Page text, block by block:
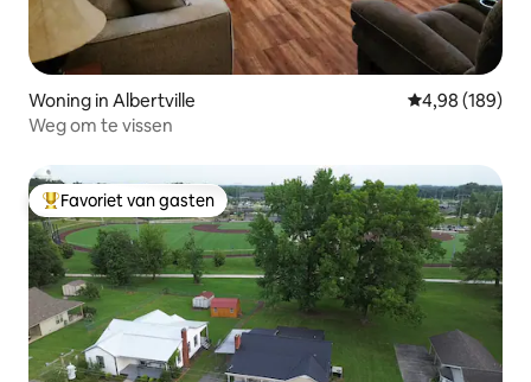
Woning in Albertville Gemiddelde
4,98 (189)
Weg om te vissen
Topfavoriet van gasten
Favoriet van gasten